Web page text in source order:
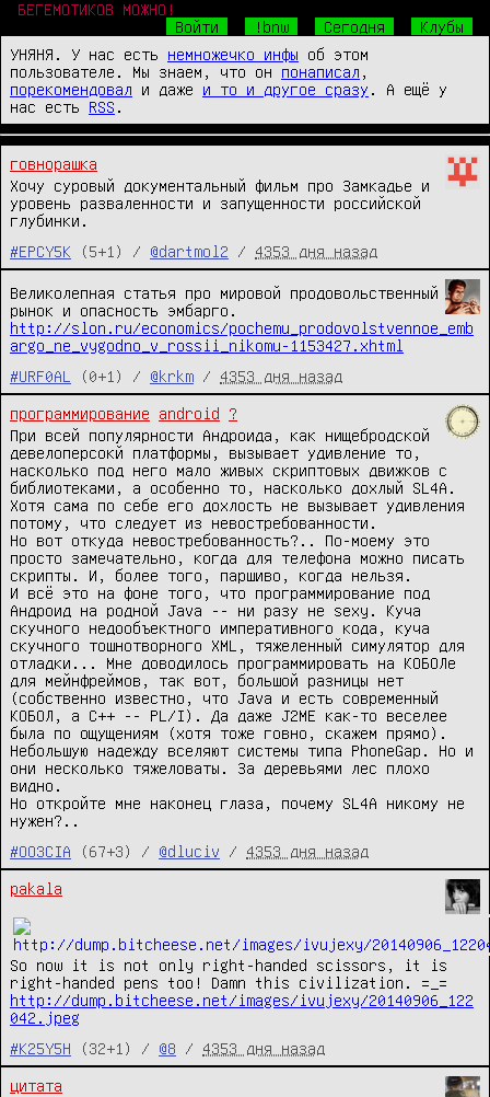
БЕГЕМОТИКОВ МОЖНО!
Войти
!bnw Сегодня
Клубы
УНЯНЯ. У нас есть немножечко инфы об этом
пользователе. Мы знаем, что он понаписал
порекомендовал и даже и то и другое сразу . А ещё у
нас есть RSS
говнорашка
Хочу суровый документальный фильм про Замкадье и
уровень разваленности и запущенности российской
глубинки.
#EPCY5K
(5+1) / @dartmol2 / 4353 дня назад
Великолепная статья про мировой продовольственный
рынок и опасность эмбарго.
http://slon.ru/economics/pochemu_prodovolstvennoe_emb
argo_ne_vygodno_v_rossii_nikomu-1153427.xhtml
#URF0AL
(0+1) / @krkm / 4353 дня назад
программирование android
?
При всей популярности Андроида, как нищебродской
девелоперсокй платформы, вызывает удивление то,
насколько под него мало живых скриптовых движков с
библиотеками, а особенно то, насколько дохлый SL4A.
Хотя сама по себе его дохлость не вызывает удивления
потому, что следует из невостребованности.
Но вот откуда невостребованность?.. По-моему это
просто замечательно, когда для телефона можно писать
скрипты. И, более того, паршиво, когда нельзя.
И всё это на фоне того, что программирование под
Андроид на родной Java -- ни разу не sexy. Куча
скучного недообъектного императивного кода, куча
скучного тошнотворного XML, тяжеленный симулятор для
отладки... Мне доводилось программировать на КОБОЛе
для мейнфреймов, так вот, большой разницы нет
(собственно известно, что Java и есть современный
КОБОЛ, а C++ -- PL/I). Да даже J2ME как-то веселее
была по ощущениям (хотя тоже говно, скажем прямо).
Небольшую надежду вселяют системы типа PhoneGap. Но и
они несколько тяжеловаты. За деревьями лес плохо
видно.
Но откройте мне наконец глаза, почему SL4A никому не
нужен?..
#OO3CIA
(67+3) / @dluciv / 4353 дня назад
pakala
So now it is not only right-handed scissors, it is
right-handed pens too! Damn this civilization. =_=
http://dump.bitcheese.net/images/ivujexy/20140906_122
042.jpeg
#K25Y5H
(32+1) / @8 / 4353 дня назад
цитата